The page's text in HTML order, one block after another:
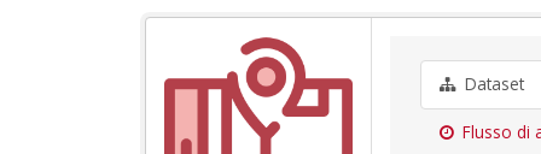
Dataset
Flusso di